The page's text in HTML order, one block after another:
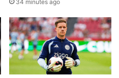
34 minutes ago